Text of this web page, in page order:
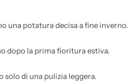
una potatura decisa a fine inverno.
dopo la prima fioritura estiva.
solo di una pulizia leggera.